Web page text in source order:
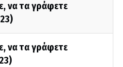
να τα γράφετε
να τα γράφετε